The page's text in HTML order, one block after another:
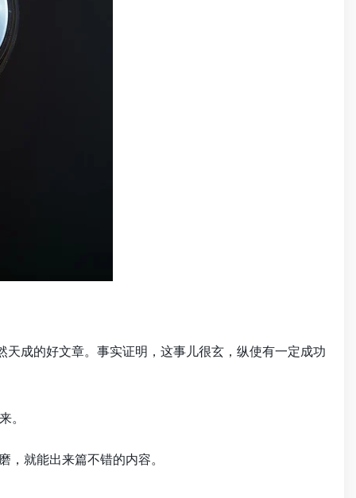
成的好文章。事实证明，这事儿很玄，纵使有一定成功
。
就能出来篇不错的内容。